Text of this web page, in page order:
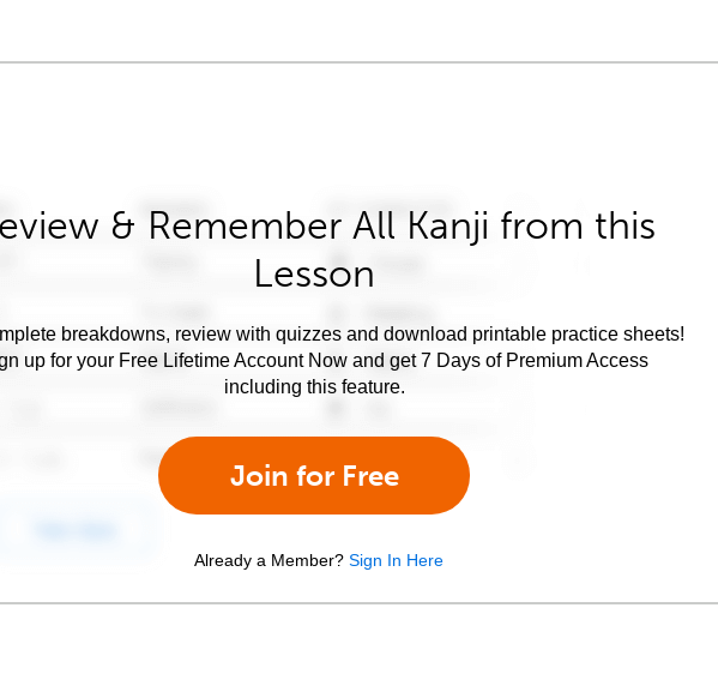
& Remember All Kanji from this
Lesson
breakdowns, review with quizzes and download printable practice sheets!
up for your Free Lifetime Account Now and get 7 Days of Premium Access
including this feature.
Join for Free
Already a Member? Sign In Here